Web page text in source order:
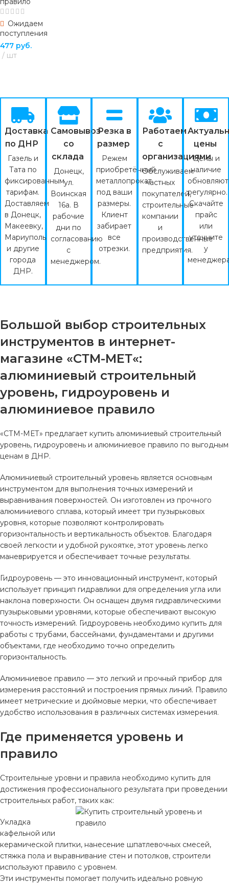
Ожидаем
поступления
477 руб.
шт
Доставка
по ДНР
Газель и
Тата по
фиксированным
тарифам.
Доставляем
в Донецк,
Макеевку,
Мариуполь
и другие
города
ДНР.
Самовывоз
со
склада
Донецк,
ул.
Воинская
16а. В
рабочие
дни по
согласованию
с
менеджером.
Резка в
размер
Режем
приобретённый
металлопрокат
под ваши
размеры.
Клиент
забирает
все
отрезки.
Работаем
с
организациями
Обслуживаем
частных
покупателей,
строительные
компании
и
производственные
предприятия.
цены
Цены и
наличие
регулярно.
Скачайте
прайс
или
уточните
у
Большой выбор строительных
инструментов в интернет-
магазине «СТМ-МЕТ«:
алюминиевый строительный
уровень, гидроуровень и
алюминиевое правило
«СТМ-МЕТ» предлагает купить алюминиевый строительный
уровень, гидроуровень и алюминиевое правило по выгодным
ценам в ДНР.
Алюминиевый строительный уровень является основным
инструментом для выполнения точных измерений и
выравнивания поверхностей. Он изготовлен из прочного
алюминиевого сплава, который имеет три пузырьковых
уровня, которые позволяют контролировать
горизонтальность и вертикальность объектов. Благодаря
своей легкости и удобной рукоятке, этот уровень легко
маневрируется и обеспечивает точные результаты.
Гидроуровень — это инновационный инструмент, который
использует принцип гидравлики для определения угла или
наклона поверхности. Он оснащен двумя гидравлическими
пузырьковыми уровнями, которые обеспечивают высокую
точность измерений. Гидроуровень необходимо купить для
работы с трубами, бассейнами, фундаментами и другими
объектами, где необходимо точно определить
горизонтальность.
Алюминиевое правило — это легкий и прочный прибор для
измерения расстояний и построения прямых линий. Правило
имеет метрические и дюймовые мерки, что обеспечивает
удобство использования в различных системах измерения.
Где применяется уровень и
правило
Строительные уровни и правила необходимо купить для
достижения профессионального результата при проведении
строительных работ, таких как:
Укладка
кафельной или
керамической плитки, нанесение шпатлевочных смесей,
стяжка пола и выравнивание стен и потолков, строители
используют правило с уровнем.
Эти инструменты помогает получить идеально ровную